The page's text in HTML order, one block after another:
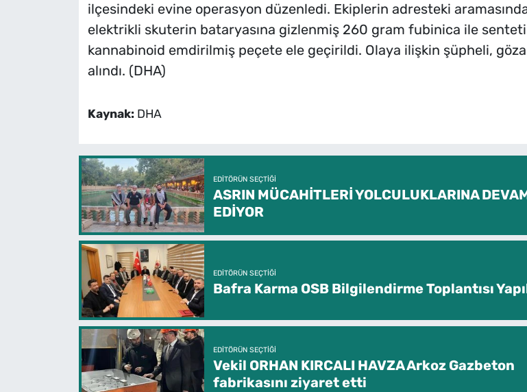
ilçesindeki evine operasyon düzenledi. Ekiplerin adresteki
elektrikli skuterin bataryasına gizlenmiş 260 gram fubinica ile
kannabinoid emdirilmiş peçete ele geçirildi. Olaya ilişkin şüpheli,
alındı. (DHA)
Kaynak: DHA
EDITÖRÜN SEÇTIĞI
ASRIN MÜCAHİTLERİ YOLCULUKLARINA
EDİYOR
EDITÖRÜN SEÇTIĞI
Bafra Karma OSB Bilgilendirme Toplantısı
EDITÖRÜN SEÇTIĞI
Vekil ORHAN KIRCALI HAVZA Arkoz Gazbeton
fabrikasını ziyaret etti